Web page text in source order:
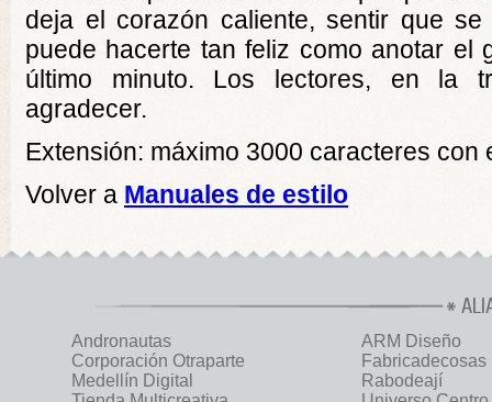
deja el corazón caliente, sentir que
puede hacerte tan feliz como anotar el
último minuto. Los lectores, en la
agradecer.
Extensión: máximo 3000 caracteres con
Volver a Manuales de estilo
Andronautas
ARM Diseño
Corporación Otraparte
Fabricadecosas
Medellín Digital
Rabodeají